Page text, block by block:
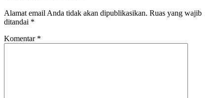
Alamat email Anda tidak akan dipublikasikan. Ruas yang wajib
ditandai *
Komentar *